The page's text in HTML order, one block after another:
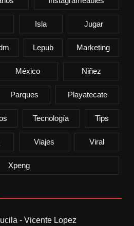
Isla Jugar
Lepub Marketing
México Niñez
Parques Playatecate
Tecnología Tips
Viajes Viral
Xpeng
- Vicente Lopez